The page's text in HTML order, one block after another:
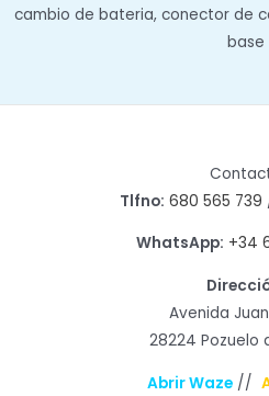
cambio de bateria, conector de
base
Tlfno: 680 565 739
WhatsApp: +34
Avenida Juan
28224 Pozuelo
Abrir Waze//